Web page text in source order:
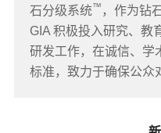
石分级系统™ ，作为钻
GIA 积极投入研究、教
研发工作，在诚信、学
标准，致力于确保公众